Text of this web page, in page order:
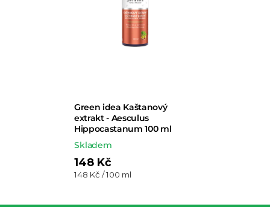
Green idea Kaštanový
extrakt - Aesculus
Hippocastanum 100 ml
Skladem
148 Kč
Měrná
148 Kč / 100 ml